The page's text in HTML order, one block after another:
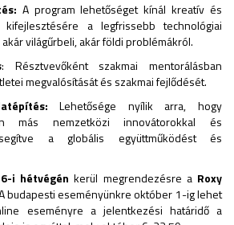
A program lehetőséget kínál kreatív és
kifejlesztésére a legfrissebb technológiai
világűrbeli, akár földi problémákról.
: Résztvevőként szakmai mentorálásban
megvalósítását és szakmai fejlődését.
Lehetősége nyílik arra, hogy
más nemzetközi innovátorokkal és
a globális együttműködést és
i hétvégén kerül megrendezésre a Roxy
budapesti eseményünkre október 1-ig lehet
eseményre a jelentkezési határidő a